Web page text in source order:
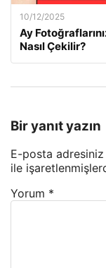
10/12/2025
Ay
Nasıl Çekilir?
Bir yanıt yazın
E-posta adresiniz
ile
Yorum *